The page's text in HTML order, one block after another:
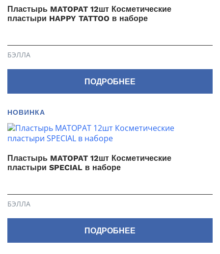
Пластырь MATOPAT 12шт Косметические
пластыри HAPPY TATTOO в наборе
БЭЛЛА
ПОДРОБНЕЕ
НОВИНКА
Пластырь MATOPAT 12шт Косметические
пластыри SPECIAL в наборе
БЭЛЛА
ПОДРОБНЕЕ